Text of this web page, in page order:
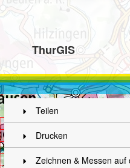
ThurGIS
Teilen
Drucken
Zeichnen & Messen auf